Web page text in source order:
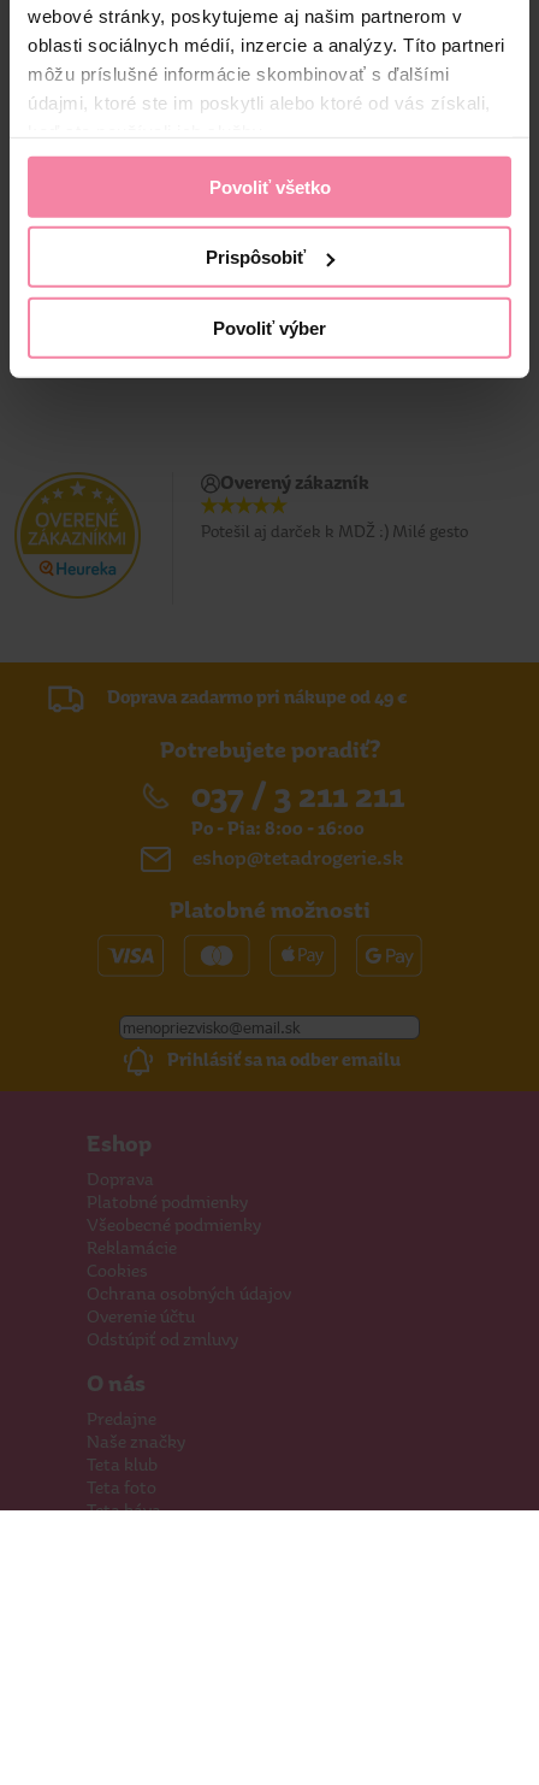
webové stránky, poskytujeme aj našim partnerom v
oblasti sociálnych médií, inzercie a analýzy. Títo partneri
môžu príslušné informácie skombinovať s ďalšími
údajmi, ktoré ste im poskytli alebo ktoré od vás získali,
Povoliť všetko
Prispôsobiť
Povoliť výber
Tip Line kozmetické
tampóny 150 ks
Jedn. cena 0,01 / KS
Tip Line vatové tyčinky
Jedn. cena 0,01 / KS
Overený zákazník
Potešil aj darček k MDŽ :) Milé gesto
Doprava zadarmo pri nákupe od 49 €
Potrebujete poradiť?
037 / 3 211 211
Po - Pia: 8:00 - 16:00
eshop@tetadrogerie.sk
Platobné možnosti
Prihlásiť sa na odber emailu
Eshop
Doprava
Platobné podmienky
Všeobecné podmienky
Reklamácie
Cookies
Ochrana osobných údajov
Overenie účtu
Odstúpiť od zmluvy
O nás
Predajne
Naše značky
Teta klub
Teta foto
Teta káva